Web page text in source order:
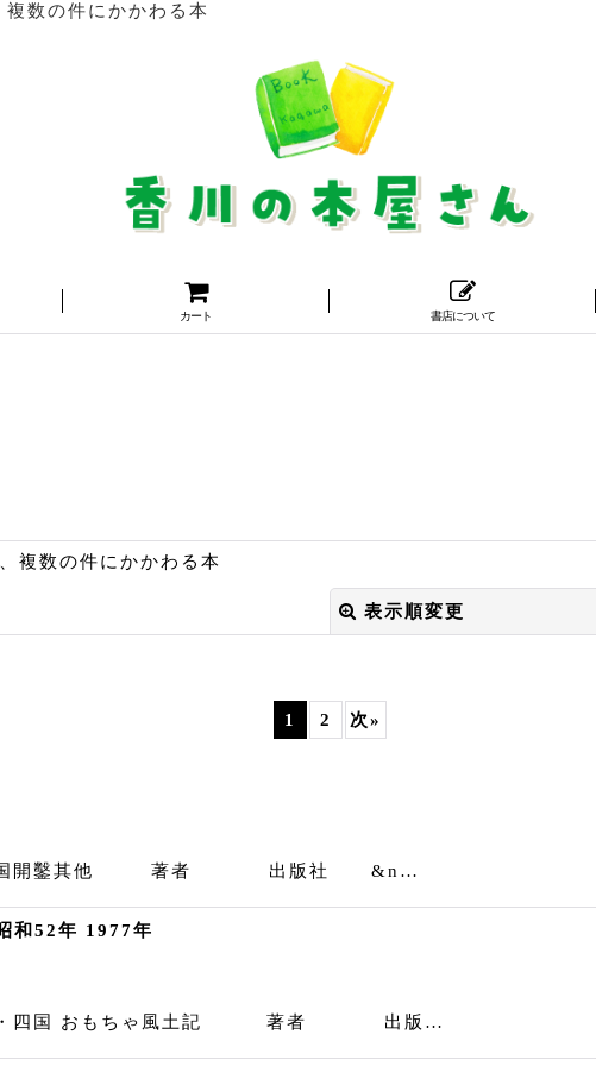
数の件にかかわる本
カート 書店について
数の件にかかわる本
表示順変更
1 2 次»
四国開鑿其他 著者 出版社 &n…
和52年 1977年
・四国 おもちゃ風土記 著者 出版…